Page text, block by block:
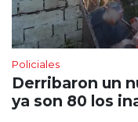
Policiales
Derribaron un
ya son 80 los